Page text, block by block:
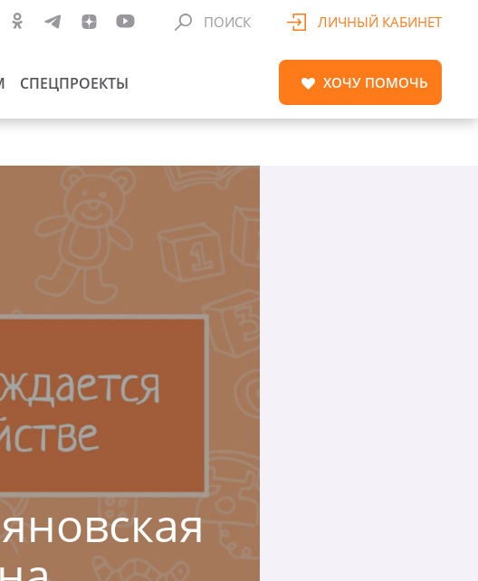
СПЕЦПРОЕКТЫ
ПОИСК ЛИЧНЫЙ КАБИНЕТ
ХОЧУ ПОМОЧЬ